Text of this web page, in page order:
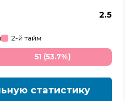
2.5
2-й тайм
51 (53.7%)
статистику